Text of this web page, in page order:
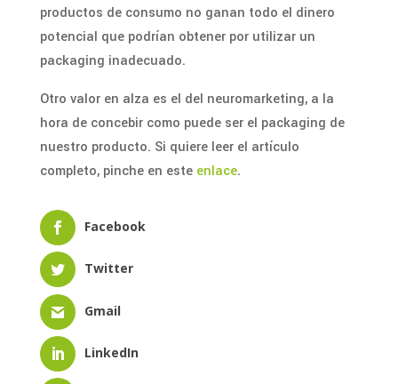
productos de consumo no ganan todo el dinero
potencial que podrían obtener por utilizar un
packaging inadecuado.
Otro valor en alza es el del neuromarketing, a la
hora de concebir como puede ser el packaging de
nuestro producto. Si quiere leer el artículo
completo, pinche en este enlace.
Facebook
Twitter
Gmail
LinkedIn